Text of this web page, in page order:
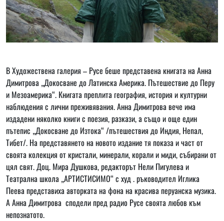
В Художествена галерия – Русе беше представена книгата на Анна
Димитрова „Докосване до Латинска Америка. Пътешествие до Перу
и Мезоамерика“. Книгата преплита география, история и културни
наблюдения с лични преживявания. Анна Димитрова вече има
издадени няколко книги с поезия, разкази, а също и още един
пътепис „Докосване до Изтока“ /пътешествия до Индия, Непал,
Тибет/. На представянето на новото издание тя показа и част от
своята колекция от кристали, минерали, корали и миди, събирани от
цял свят. Доц. Мира Душкова, редакторът Нели Пигулева и
Театрална школа „АРТИСТИСИМО“ с худ . ръководител Иглика
Пеева представиха авторката на фона на красива перуанска музика.
А Анна Димитрова сподели пред радио Русе своята любов към
непознатото.